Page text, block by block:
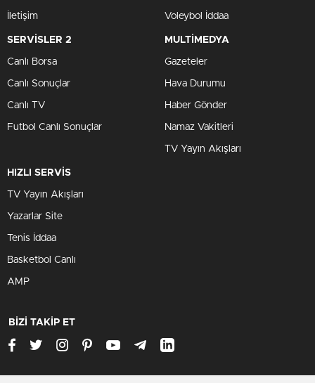
İletişim Voleybol İddaa
SERVİSLER 2
Canlı Borsa
Canlı Sonuçlar
Canlı TV
Futbol Canlı Sonuçlar
MULTİMEDYA
Gazeteler
Hava Durumu
Haber Gönder
Namaz Vakitleri
TV Yayın Akışları
HIZLI SERVİS
TV Yayın Akışları
Yazarlar Site
Tenis İddaa
Basketbol Canlı
AMP
BİZİ TAKİP ET